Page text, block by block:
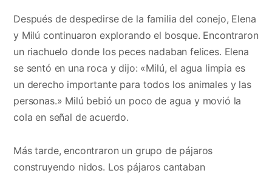
Después de despedirse de la familia del conejo, Elena
y Milú continuaron explorando el bosque. Encontraron
un riachuelo donde los peces nadaban felices. Elena
se sentó en una roca y dijo: «Milú, el agua limpia es
un derecho importante para todos los animales y las
personas.» Milú bebió un poco de agua y movió la
cola en señal de acuerdo.
Más tarde, encontraron un grupo de pájaros
construyendo nidos. Los pájaros cantaban